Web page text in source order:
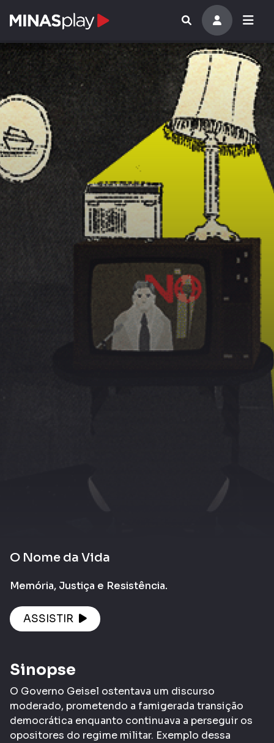
O Nome da Vida
Memória, Justiça e Resistência.
ASSISTIR
Sinopse
O Governo Geisel ostentava um discurso
moderado, prometendo a famigerada transição
democrática enquanto continuava a perseguir os
opositores do regime militar. Exemplo dessa